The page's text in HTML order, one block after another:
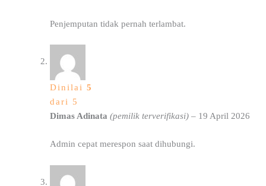
Penjemputan tidak pernah terlambat.
Dinilai 5
dari 5
Dimas Adinata (pemilik terverifikasi) – 19 April 2026
Admin cepat merespon saat dihubungi.